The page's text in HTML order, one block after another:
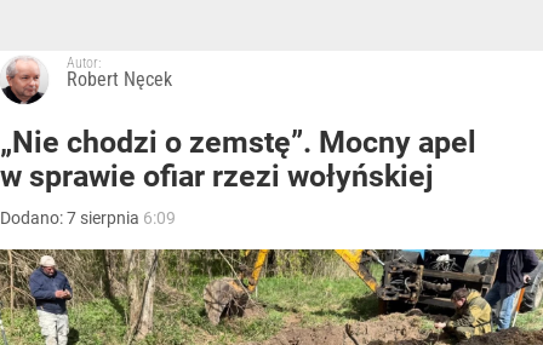
Autor:
Robert Nęcek
„Nie chodzi o zemstę”. Mocny apel
w sprawie ofiar rzezi wołyńskiej
Dodano:7 sierpnia 6:09